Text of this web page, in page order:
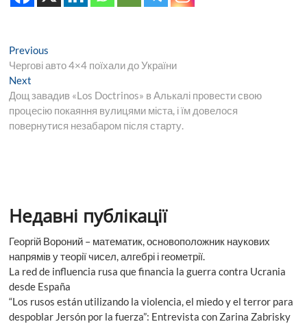
Навігація
записів
Previous
post:
Чергові авто 4×4 поїхали до України
Next
post:
Дощ завадив «Los Doctrinos» в Алькалі провести свою
процесію покаяння вулицями міста, і їм довелося
повернутися незабаром після старту.
Недавні публікації
Георгій Вороний – математик, основоположник наукових
напрямів у теорії чисел, алгебрі і геометрії.
La red de influencia rusa que financia la guerra contra Ucrania
desde España
“Los rusos están utilizando la violencia, el miedo y el terror para
despoblar Jersón por la fuerza”: Entrevista con Zarina Zabrisky